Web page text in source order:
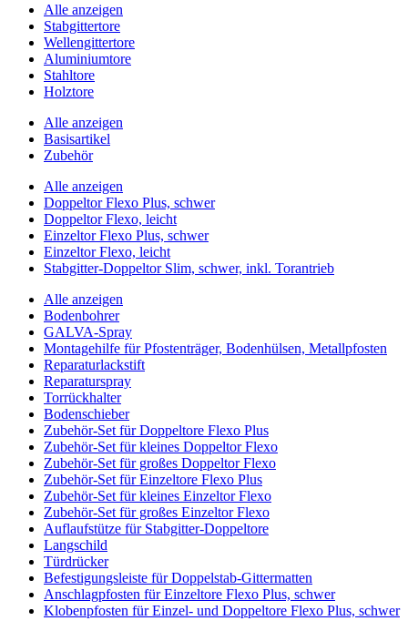
Alle anzeigen
Stabgittertore
Wellengittertore
Aluminiumtore
Stahltore
Holztore
Alle anzeigen
Basisartikel
Zubehör
Alle anzeigen
Doppeltor Flexo Plus, schwer
Doppeltor Flexo, leicht
Einzeltor Flexo Plus, schwer
Einzeltor Flexo, leicht
Stabgitter-Doppeltor Slim, schwer, inkl. Torantrieb
Alle anzeigen
Bodenbohrer
GALVA-Spray
Montagehilfe für Pfostenträger, Bodenhülsen, Metallpfosten
Reparaturlackstift
Reparaturspray
Torrückhalter
Bodenschieber
Zubehör-Set für Doppeltore Flexo Plus
Zubehör-Set für kleines Doppeltor Flexo
Zubehör-Set für großes Doppeltor Flexo
Zubehör-Set für Einzeltore Flexo Plus
Zubehör-Set für kleines Einzeltor Flexo
Zubehör-Set für großes Einzeltor Flexo
Auflaufstütze für Stabgitter-Doppeltore
Langschild
Türdrücker
Befestigungsleiste für Doppelstab-Gittermatten
Anschlagpfosten für Einzeltore Flexo Plus, schwer
Klobenpfosten für Einzel- und Doppeltore Flexo Plus, schwer